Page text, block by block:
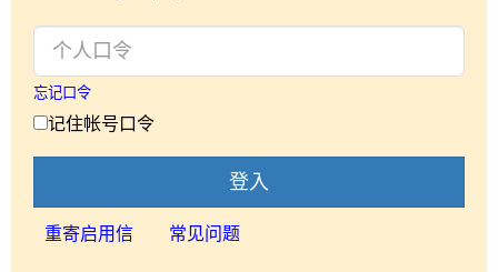
忘记口令
记住帐号口令
登入
重寄启用信 常见问题